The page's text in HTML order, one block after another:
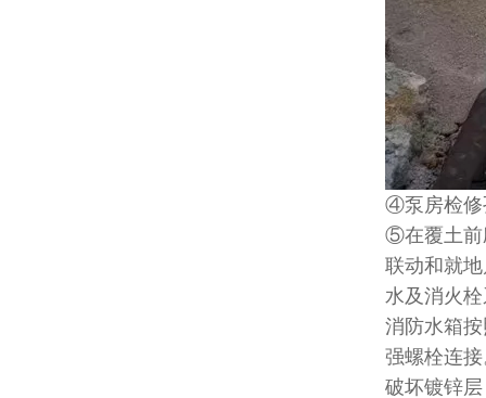
④泵房检修
⑤在覆土前
联动和就
水及消火
消防水箱
强螺栓连
破坏镀锌